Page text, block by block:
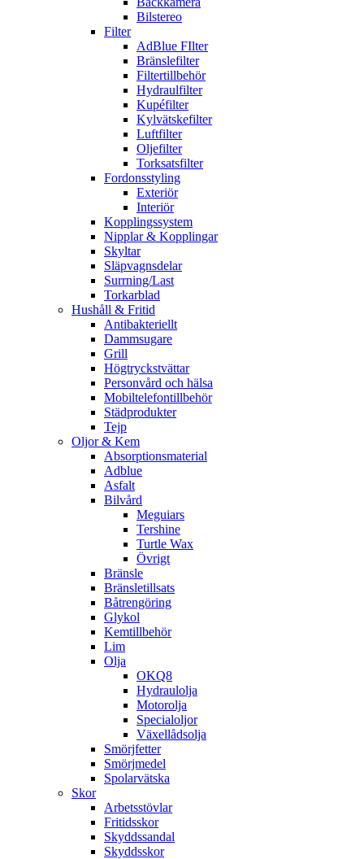
Bilstereo
Filter
AdBlue FIlter
Bränslefilter
Filtertillbehör
Hydraulfilter
Kupéfilter
Kylvätskefilter
Luftfilter
Oljefilter
Torksatsfilter
Fordonsstyling
Exteriör
Interiör
Kopplingssystem
Nipplar & Kopplingar
Skyltar
Släpvagnsdelar
Surrning/Last
Torkarblad
Hushåll & Fritid
Antibakteriellt​
Dammsugare
Grill
Högtryckstvättar
Personvård och hälsa
Mobiltelefontillbehör
Städprodukter
Tejp
Oljor & Kem
Absorptionsmaterial
Adblue
Asfalt
Bilvård
Meguiars
Tershine
Turtle Wax
Övrigt
Bränsle
Bränsletillsats
Båtrengöring
Glykol
Kemtillbehör
Lim
Olja
OKQ8
Hydraulolja
Motorolja
Specialoljor
Växellådsolja
Smörjfetter
Smörjmedel
Spolarvätska
Skor
Arbetsstövlar
Fritidsskor
Skyddssandal
Skyddsskor